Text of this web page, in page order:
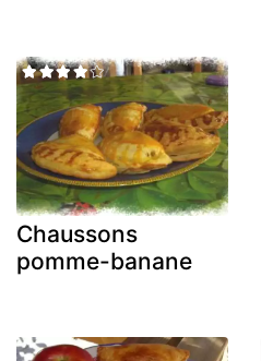
Chaussons
pomme-banane